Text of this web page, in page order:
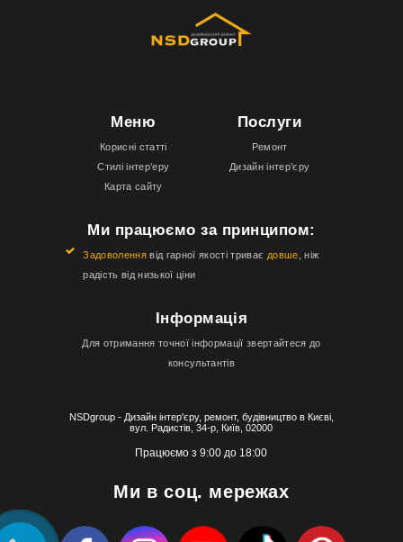
NSDgroup - Дизайн інтер'єру, ремонт, будівництво в Києві,
вул. Радистів, 34-р, Київ, 02000
Працюємо з 9:00 до 18:00
Ми в соц. мережах
Меню
Корисні статті
Стилі інтер’еру
Карта сайту
Послуги
Ремонт
Дизайн інтер’єру
Ми працюємо за принципом:
Задоволення від гарної якості триває довше , ніж
радість від низької ціни
Інформація
Для отримання точної інформації звертайтеся до
консультантів